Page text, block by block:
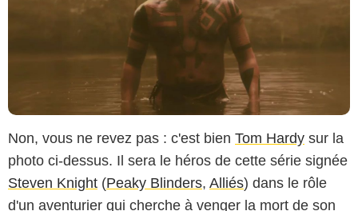
Non, vous ne revez pas : c'est bien Tom Hardy sur la
photo ci-dessus. Il sera le héros de cette série signée
Steven Knight (Peaky Blinders, Alliés) dans le rôle
d'un aventurier qui cherche à venger la mort de son